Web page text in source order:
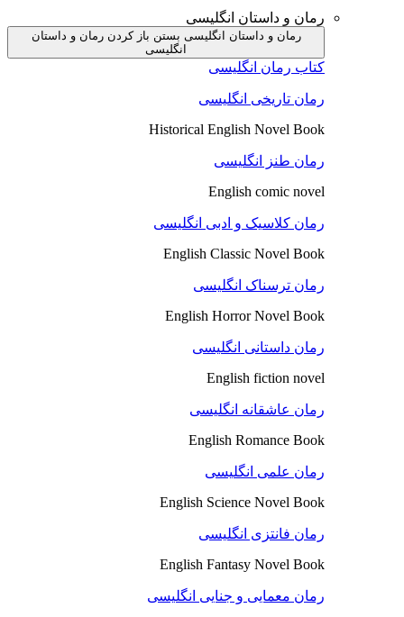
رمان و داستان انگلیسی
رمان و داستان انگلیسی بستن باز کردن رمان و داستان
انگلیسی
کتاب رمان انگلیسی
رمان تاریخی انگلیسی
Historical English Novel Book
رمان طنز انگلیسی
English comic novel
رمان کلاسیک و ادبی انگلیسی
English Classic Novel Book
رمان ترسناک انگلیسی
English Horror Novel Book
رمان داستانی انگلیسی
English fiction novel
رمان عاشقانه انگلیسی
English Romance Book
رمان علمی انگلیسی
English Science Novel Book
رمان فانتزی انگلیسی
English Fantasy Novel Book
رمان معمایی و جنایی انگلیسی